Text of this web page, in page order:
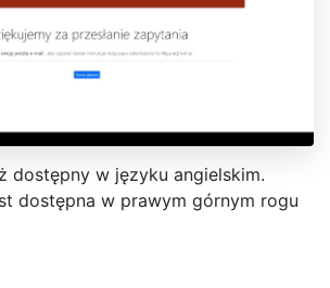
dostępny w języku angielskim.
dostępna w prawym górnym rogu